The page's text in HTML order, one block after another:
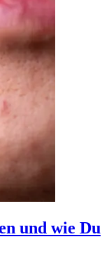
und wie Du